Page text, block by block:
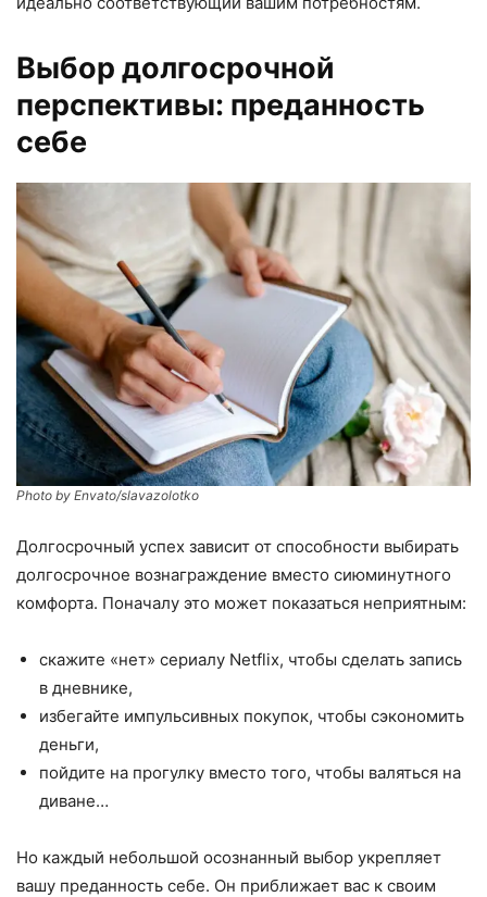
Выбор долгосрочной
перспективы: преданность
себе
Photo by Envato/slavazolotko
Долгосрочный успех зависит от способности выбирать
долгосрочное вознаграждение вместо сиюминутного
комфорта. Поначалу это может показаться неприятным:
скажите «нет» сериалу Netflix, чтобы сделать запись
в дневнике,
избегайте импульсивных покупок, чтобы сэкономить
деньги,
пойдите на прогулку вместо того, чтобы валяться на
диване…
Но каждый небольшой осознанный выбор укрепляет
вашу преданность себе. Он приближает вас к своим